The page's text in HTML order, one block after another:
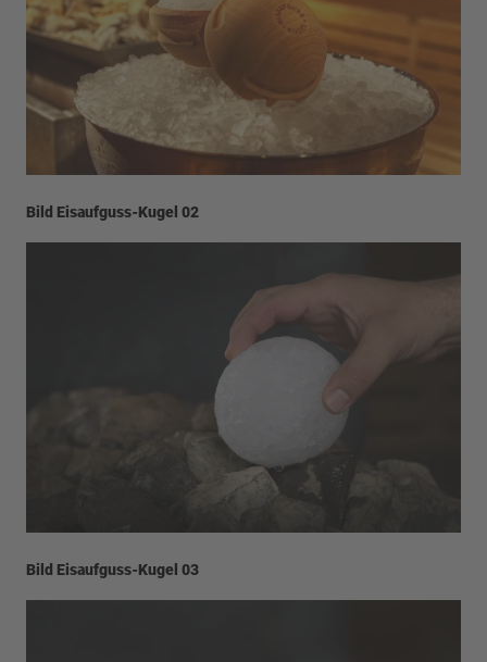
Bild Eisaufguss-Kugel 02
Bild Eisaufguss-Kugel 03